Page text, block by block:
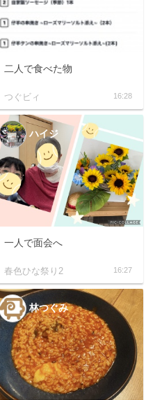
二人で食べた物
つぐビィ 16:28
ハイジ
一人で面会へ
春色ひな祭り2 16:27
林つぐみ